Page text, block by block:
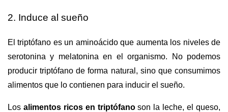
2. Induce al sueño
El triptófano es un aminoácido que aumenta los niveles de
serotonina y melatonina en el organismo. No podemos
producir triptófano de forma natural, sino que consumimos
alimentos que lo contienen para inducir el sueño.
Los alimentos ricos en triptófanoson la leche, el queso,